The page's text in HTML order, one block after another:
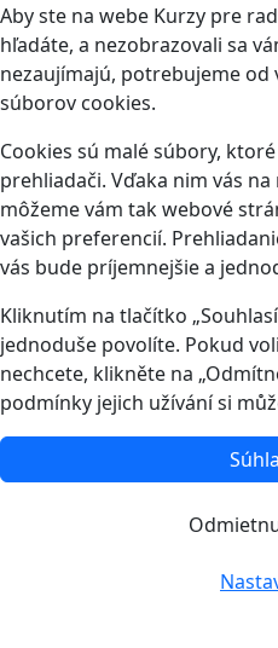
Aby ste na webe Kurzy pre
hľadáte, a nezobrazovali sa
nezaujímajú, potrebujeme od
súborov cookies.
Cookies sú malé súbory,
prehliadači. Vďaka nim vás
môžeme vám tak webové
vašich preferencií.
vás bude príjemnejšie a
Kliknutím na tlačítko
jednoduše povolíte. Pokud
nechcete, klikněte na
podmínky jejich užívání si